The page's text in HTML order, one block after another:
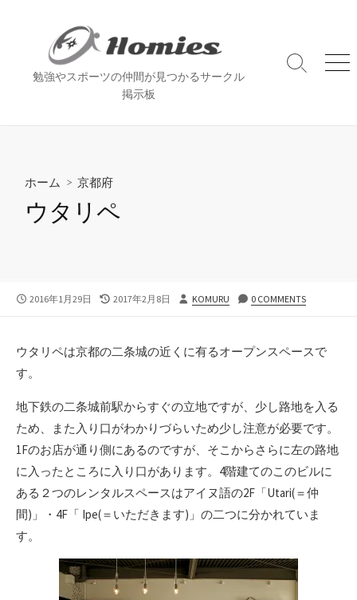
ス
勉強やスポーツの仲間が見つかるサークル
掲示板
検
メ
ホーム > 京都府
ウタリペ
公
2016年1月29日
最
日
2017年2月8日
投
KOMURU 0 COMMENTS
ウタリペは京都の二条城の近くに有るオープンスペースで
す。
地下鉄の二条城前駅からすぐの立地ですが、少し路地を入る
ため、また入り口がわかりづらいため少し注意が必要です。
1Fのお店が通り側にあるのですが、そこからさらに左の路地
に入ったところに入り口があります。4階建てのこのビルに
ある２つのレンタルスペースはアイヌ語の2F「Utari(＝仲
間)」・4F「 Ipe(＝いただきます)」の二つに分かれていま
す。